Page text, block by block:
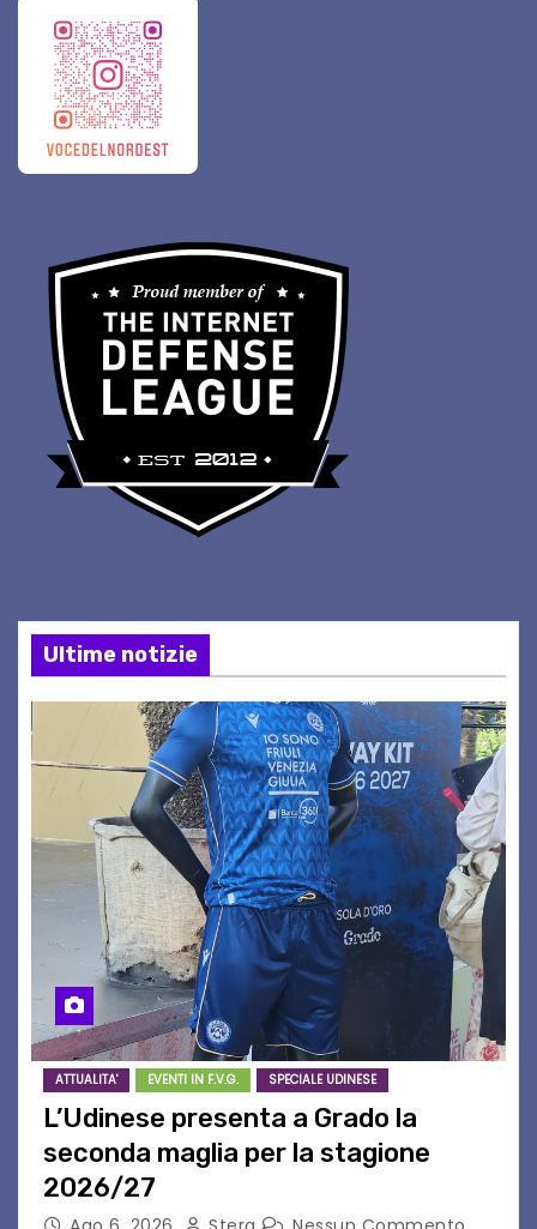
Ultime notizie
ATTUALITA' EVENTI IN F.V.G. SPECIALE UDINESE
L’Udinese presenta a Grado la
seconda maglia per la stagione
2026/27